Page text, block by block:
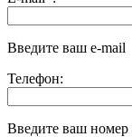
Введите ваш e-mail
Телефон:
Введите ваш номер